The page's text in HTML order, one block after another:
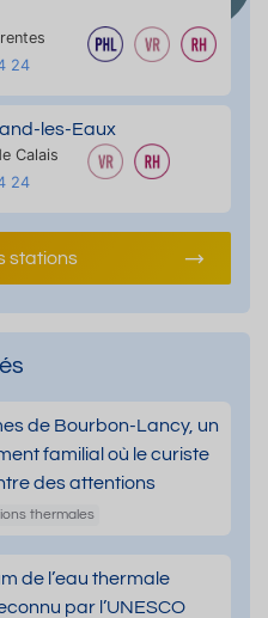
24
les-Eaux
Calais
24
stations
de Bourbon-Lancy, un
familial où le curiste
des attentions
thermales
de l’eau thermale
par l’UNESCO